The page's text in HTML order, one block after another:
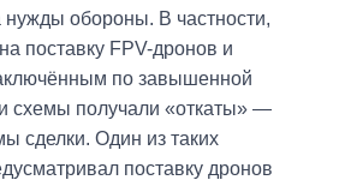
нужды обороны. В частности,
поставку FPV-дронов и
по завышенной
схемы получали «откаты» —
сделки. Один из таких
поставку дронов